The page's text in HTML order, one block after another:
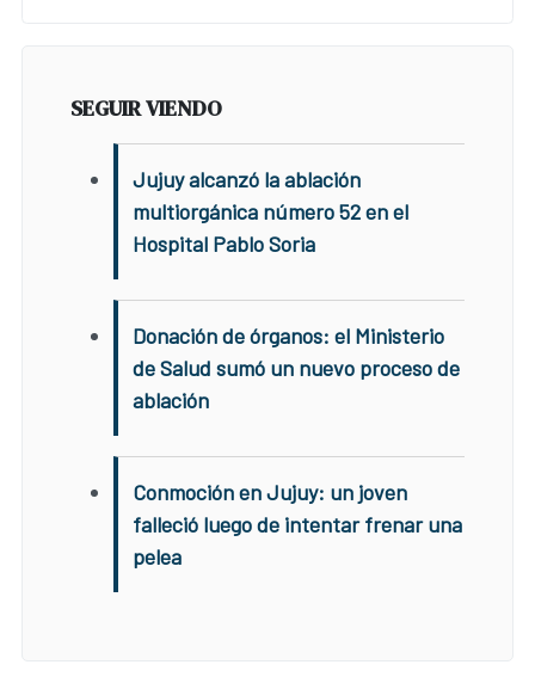
SEGUIR VIENDO
Jujuy alcanzó la ablación
multiorgánica número 52 en el
Hospital Pablo Soria
Donación de órganos: el Ministerio
de Salud sumó un nuevo proceso de
ablación
Conmoción en Jujuy: un joven
falleció luego de intentar frenar una
pelea